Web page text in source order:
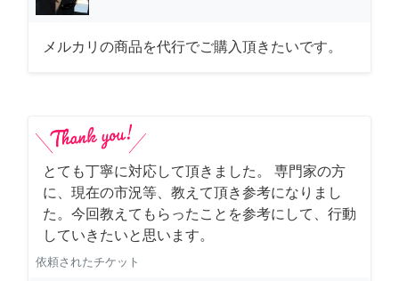
メルカリの商品を代行でご購入頂きたいです。
とても丁寧に対応して頂きました。 専門家の方
に、現在の市況等、教えて頂き参考になりまし
た。今回教えてもらったことを参考にして、行動
していきたいと思います。
依頼されたチケット